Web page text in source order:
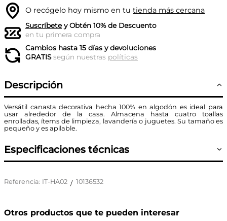
O recógelo hoy mismo en tu tienda más cercana
Suscríbetey Obtén 10% de Descuento
en tu primera compra
Cambios hasta 15 días y devoluciones
GRATISsegún nuestras políticas
Descripción
Versátil canasta decorativa hecha 100% en algodón es ideal para
usar alrededor de la casa. Almacena hasta cuatro toallas
enrolladas, ítems de limpieza, lavandería o juguetes. Su tamaño es
pequeño y es apilable.
Especificaciones técnicas
Referencia: IT-HA02 / 10136532
Otros productos que te pueden interesar